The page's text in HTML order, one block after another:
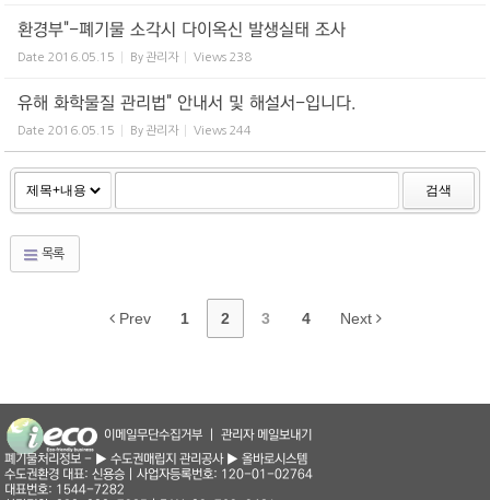
환경부"-폐기물 소각시 다이옥신 발생실태 조사
Date 2016.05.15 By 관리자 Views 238
유해 화학물질 관리법" 안내서 및 해설서-입니다.
Date 2016.05.15 By 관리자 Views 244
검색
목록
Prev 1 2 3 4 Next
이메일무단수집거부 |관리자 메일보내기
폐기물처리정보 - ▶ 수도권매립지 관리공사 ▶ 올바로시스템
수도권환경 대표: 신용승 | 사업자등록번호: 120-01-02764
대표번호: 1544-7282